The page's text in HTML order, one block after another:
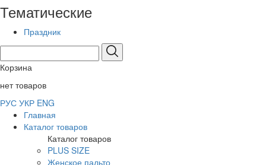
Тематические
Праздник
Корзина
нет товаров
РУС УКР ENG
Главная
Каталог товаров
Каталог товаров
PLUS SIZE
Женское пальто